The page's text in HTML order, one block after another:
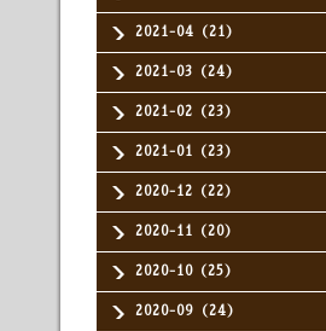
2021-04（21）
2021-03（24）
2021-02（23）
2021-01（23）
2020-12（22）
2020-11（20）
2020-10（25）
2020-09（24）